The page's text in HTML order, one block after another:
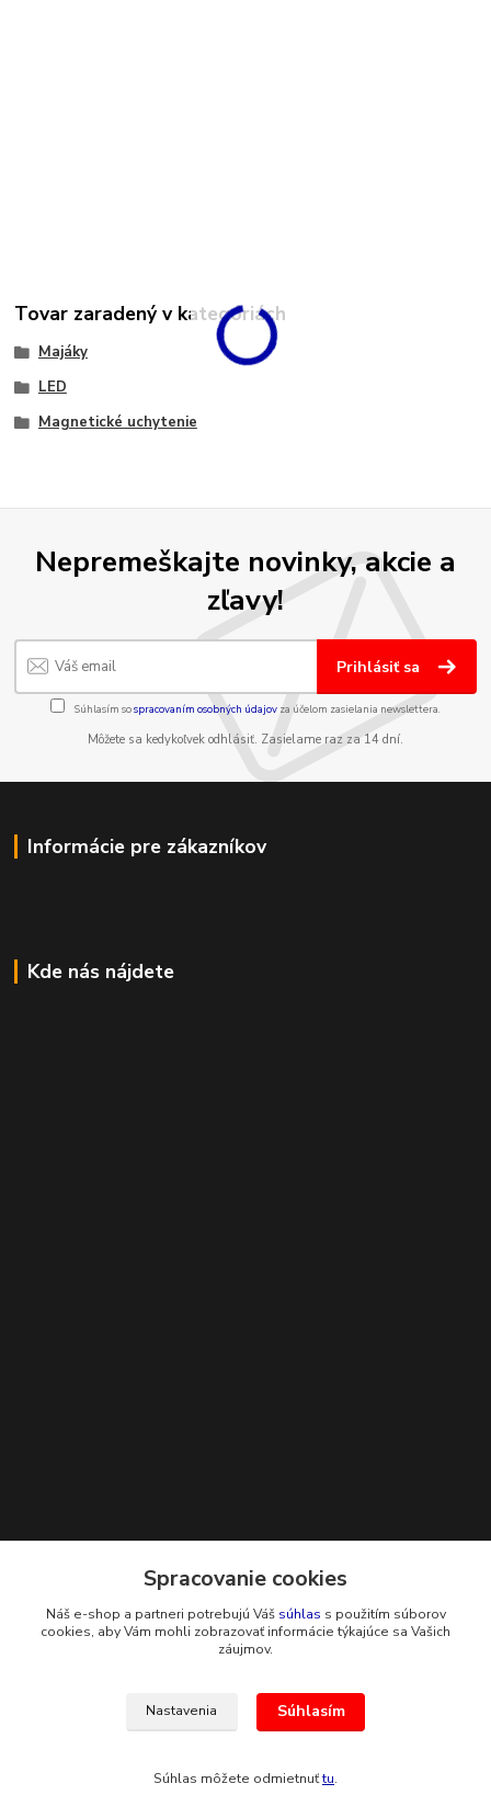
Tovar zaradený v kategóriách
Majáky
LED
Magnetické uchytenie
Nepremeškajte novinky, akcie a
zľavy!
Prihlásiť sa
Súhlasím sospracovaním osobných údajov za účelom zasielania newslettera.
Môžete sa kedykoľvek odhlásiť. Zasielame raz za 14 dní.
Informácie pre zákazníkov
Kde nás nájdete
+421 948 229 224
Spracovanie cookies
Náš e-shop a partneri potrebujú Váš súhlas s použitím súborov
cookies, aby Vám mohli zobrazovať informácie týkajúce sa Vašich
záujmov.
Nastavenia Súhlasím
Súhlas môžete odmietnuťtu.